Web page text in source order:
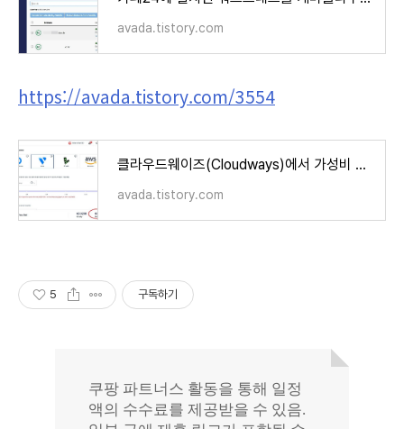
avada.tistory.com
https://avada.tistory.com/3554
클라우드웨이즈(Cloudways)에서 가성비 좋은 케미클라우드로 워드프레스 이전
avada.tistory.com
5 구독하기